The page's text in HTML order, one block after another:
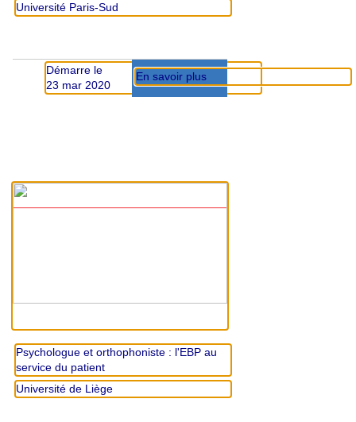
Université Paris-Sud
Démarre le
23 mar 2020
En savoir plus
Psychologue et orthophoniste : l'EBP au
service du patient
Université de Liège